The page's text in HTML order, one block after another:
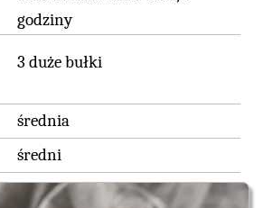
godziny
3 duże bułki
średnia
średni